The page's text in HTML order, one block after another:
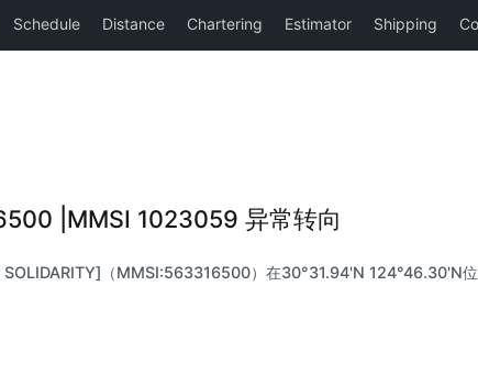
|MMSI 1023059 异常转向
（MMSI:563316500）在30°31.94'N 124°46.30'N位